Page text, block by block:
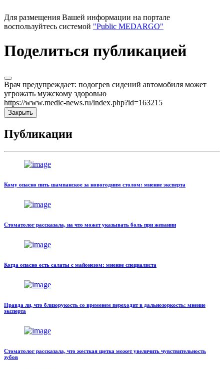
Для размещения Вашей информации на портале
воспользуйтесь системой "Public MEDARGO"
Поделиться публикацией
Врач предупреждает: подогрев сидений автомобиля может
угрожать мужскому здоровью
https://www.medic-news.ru/index.php?id=163215
Закрыть
Публикации
Кому опасно пить шампанское за новогодним столом: мнение эксперта
Стоматолог рассказала, на что может указывать боль при жевании
Когда опасно есть салаты с майонезом: мнение специалиста
Правда ли, что близорукость со временем переходит в дальнозоркость: мнение
эксперта
Стоматолог рассказала, что жесткая щетка может увеличить чувствительность
зубов